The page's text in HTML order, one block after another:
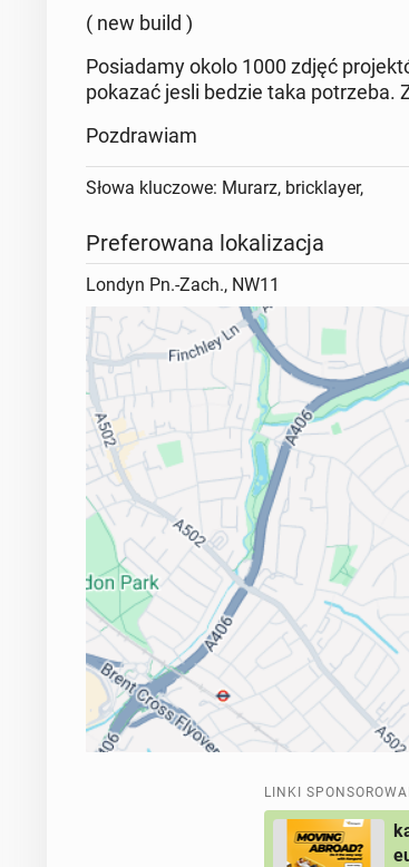
( new build )
Posiadamy okolo 1000 zdjęć
pokazać jesli bedzie taka potrzeba.
Pozdrawiam
Słowa kluczowe: Murarz, bricklayer,
Preferowana lokalizacja
Londyn Pn.-Zach., NW11
LINKI